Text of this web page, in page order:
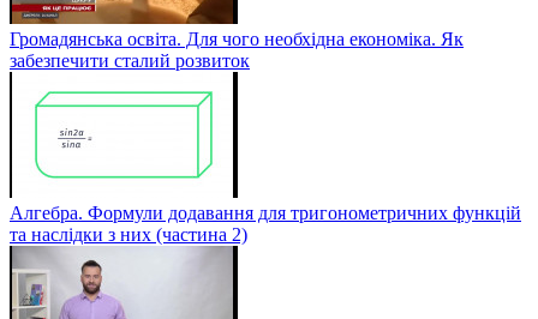
Громадянська освіта. Для чого необхідна економіка. Як
забезпечити сталий розвиток
Алгебра. Формули додавання для тригонометричних функцій
та наслідки з них (частина 2)